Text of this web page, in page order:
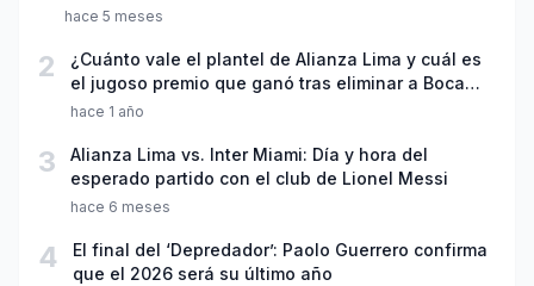
hace 5 meses
2
¿Cuánto vale el plantel de Alianza Lima y cuál es
el jugoso premio que ganó tras eliminar a Boca
Juniors?
hace 1 año
3
Alianza Lima vs. Inter Miami: Día y hora del
esperado partido con el club de Lionel Messi
hace 6 meses
4
El final del ‘Depredador’: Paolo Guerrero confirma
que el 2026 será su último año